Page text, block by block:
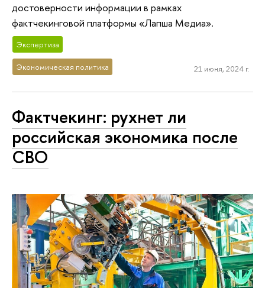
достоверности информации в рамках
фактчекинговой платформы «Лапша Медиа».
Экспертиза
Экономическая политика 21 июня, 2024 г.
Фактчекинг: рухнет ли
российская экономика после
СВО